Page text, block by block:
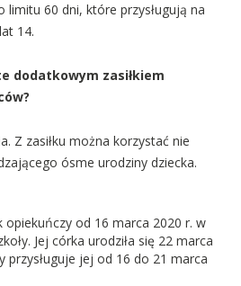
limitu 60 dni, które przysługują na
14.
dodatkowym zasiłkiem
Z zasiłku można korzystać nie
ósme urodziny dziecka.
opiekuńczy od 16 marca 2020 r. w
Jej córka urodziła się 22 marca
przysługuje jej od 16 do 21 marca